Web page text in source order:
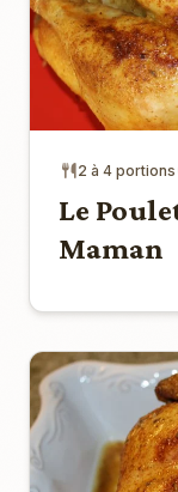
2 à 4 portions
Le
Maman